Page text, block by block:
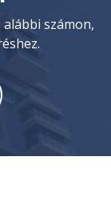
számon,